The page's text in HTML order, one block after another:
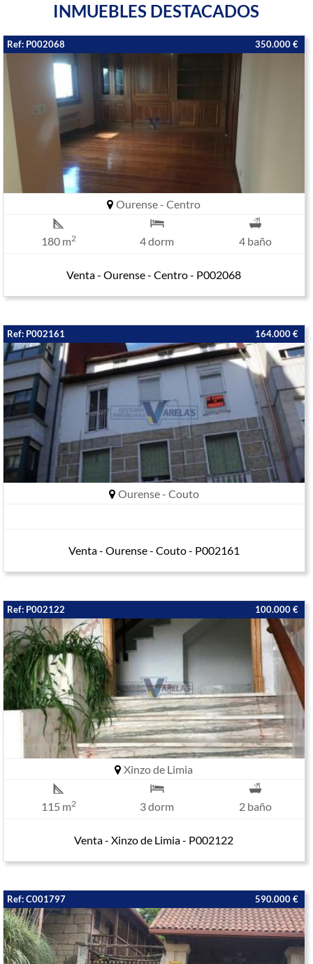
INMUEBLES DESTACADOS
Ref: P002068 350.000 €
Ourense - Centro
180 m2 4 dorm 4 baño
Venta - Ourense - Centro - P002068
Ref: P002161 164.000 €
Ourense - Couto
Venta - Ourense - Couto - P002161
Ref: P002122 100.000 €
Xinzo de Limia
115 m2 3 dorm 2 baño
Venta - Xinzo de Limia - P002122
Ref: C001797 590.000 €